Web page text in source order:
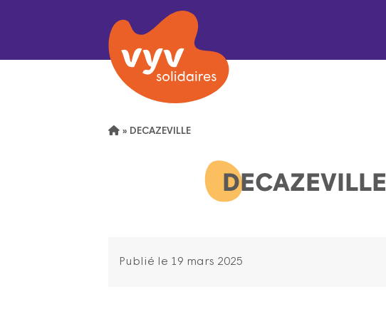
» DECAZEVILLE
DECAZEVILLE
Publié le 19 mars 2025